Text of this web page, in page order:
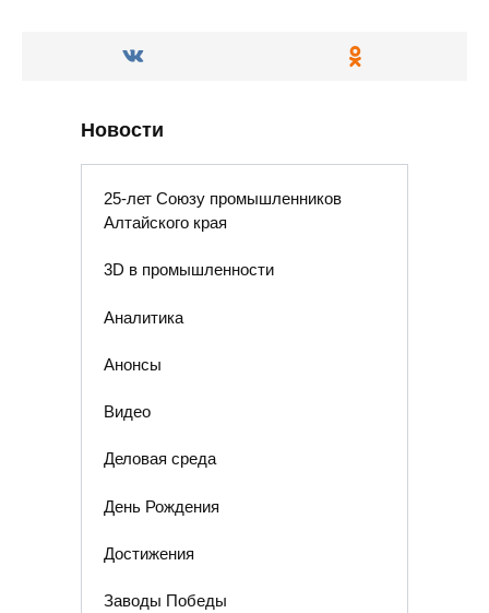
Новости
25-лет Союзу промышленников
Алтайского края
3D в промышленности
Аналитика
Анонсы
Видео
Деловая среда
День Рождения
Достижения
Заводы Победы